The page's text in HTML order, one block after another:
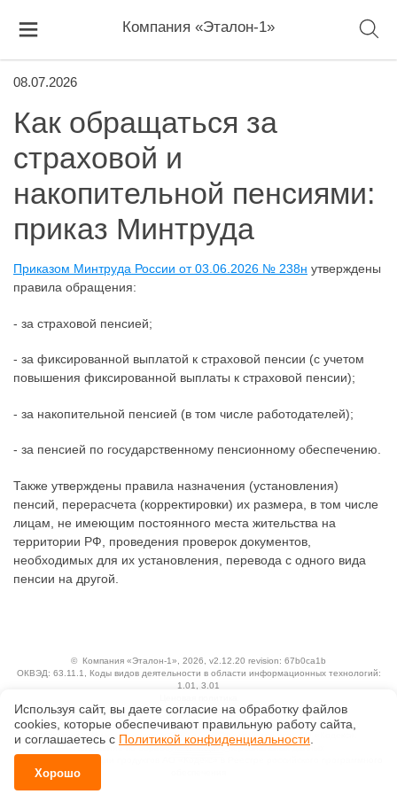
Компания «Эталон-1»
08.07.2026
Как обращаться за
страховой и
накопительной пенсиями:
приказ Минтруда
Приказом Минтруда России от 03.06.2026 № 238н утверждены
правила обращения:
- за страховой пенсией;
- за фиксированной выплатой к страховой пенсии (с учетом
повышения фиксированной выплаты к страховой пенсии);
- за накопительной пенсией (в том числе работодателей);
- за пенсией по государственному пенсионному обеспечению.
Также утверждены правила назначения (установления)
пенсий, перерасчета (корректировки) их размера, в том числе
лицам, не имеющим постоянного места жительства на
территории РФ, проведения проверок документов,
необходимых для их установления, перевода с одного вида
пенсии на другой.
© Компания «Эталон-1» , 2026, v2.12.20 revision: 67b0ca1b
ОКВЭД: 63.11.1, Коды видов деятельности в области информационных технологий:
1.01, 3.01
Технологии
Исключительные авторские и смежные права принадлежат АО «Кодекс».
Положение по обработке и защите персональных данных
Справка о регистрации продуктов АО «Кодекс» в Реестре российского программного
Используя сайт, вы даете согласие на обработку файлов
сооkiеs, которые обеспечивают правильную работу сайта,
и соглашаетесь с Политикой конфиденциальности
Хорошо